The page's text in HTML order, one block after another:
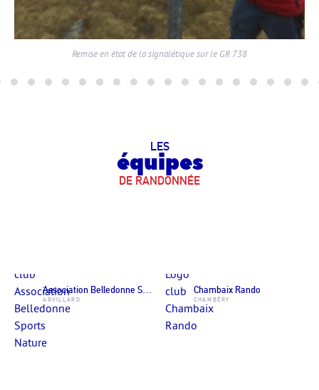
Remise en état de la signalétique sur le GR 738
LES
équipes
DE RANDONNÉE
ARVILLARD
Chambaix Rando
CHAMBÉRY